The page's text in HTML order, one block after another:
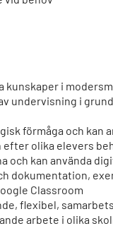
kunskaper i
undervisning i
förmåga och kan
olika elevers
och kan använda
dokumentation,
Classroom
flexibel,
arbete i olika